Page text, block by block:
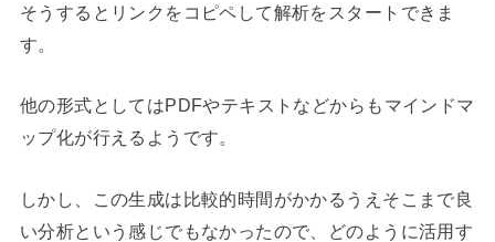
そうするとリンクをコピペして解析をスタートできま
す。
他の形式としてはPDFやテキストなどからもマインドマ
ップ化が行えるようです。
しかし、この生成は比較的時間がかかるうえそこまで良
い分析という感じでもなかったので、どのように活用す